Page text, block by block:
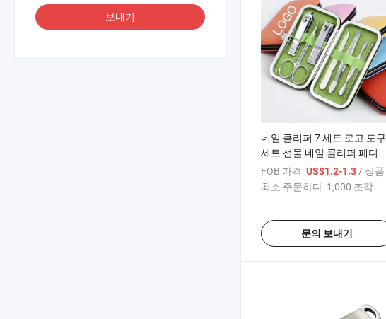
보내기
네일 클리퍼 7 세트 로고 도구
세트 선물 네일 클리퍼 페디큐
어 세트
FOB 가격:US$1.2-1.3 / 상품
최소 주문하다: 1,000 조각
문의 보내기